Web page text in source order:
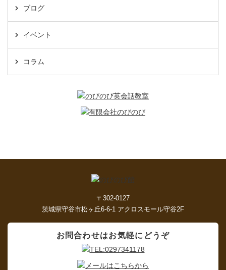
ブログ
イベント
コラム
〒302-0127
茨城県守谷市松ヶ丘6-6-1 アクロスモール守谷2F
お問合わせはお気軽にどうぞ